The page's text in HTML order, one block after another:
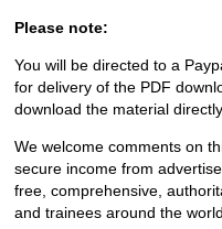
Please note:
You will be directed to a
for delivery of the PDF
download the material
We welcome comments on
secure income from
free, comprehensive,
and trainees around the